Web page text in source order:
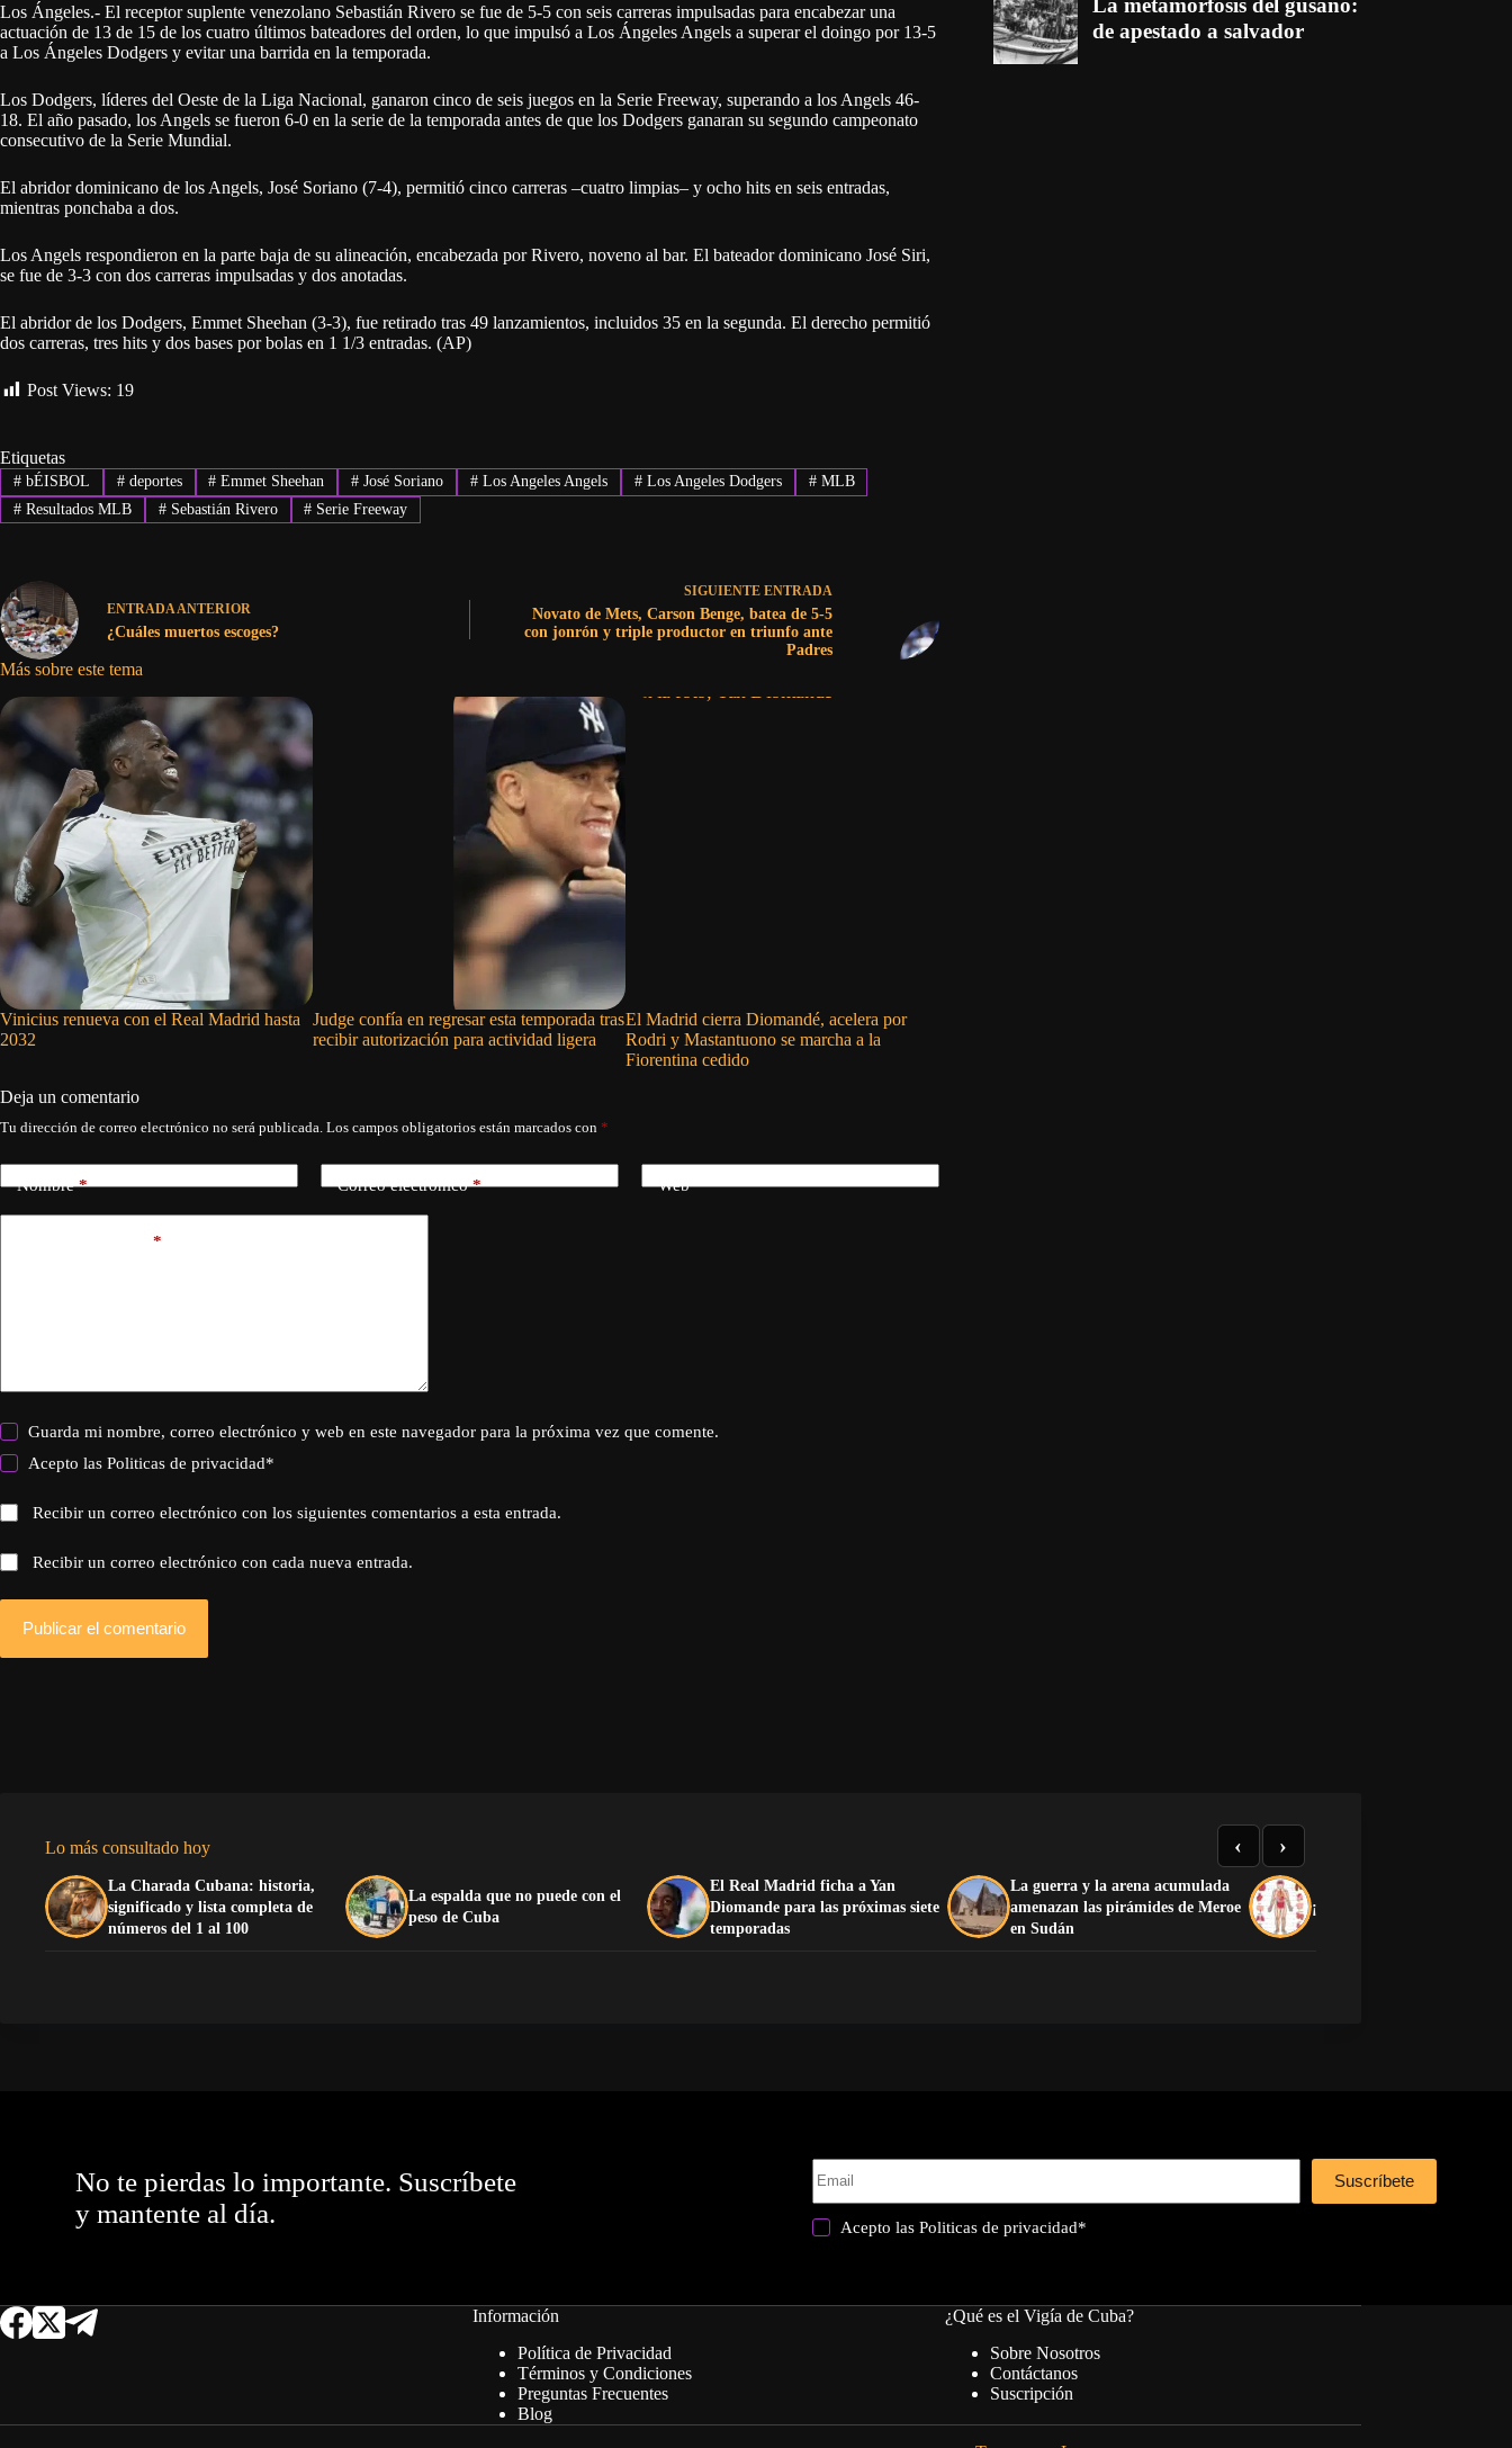
Los Ángeles.- El receptor suplente venezolano Sebastián Rivero se fue de 5-5 con seis carreras impulsadas para encabezar una
actuación de 13 de 15 de los cuatro últimos bateadores del orden, lo que impulsó a Los Ángeles Angels a superar el doingo por 13-5
a Los Ángeles Dodgers y evitar una barrida en la temporada.
Los Dodgers, líderes del Oeste de la Liga Nacional, ganaron cinco de seis juegos en la Serie Freeway, superando a los Angels 46-
18. El año pasado, los Angels se fueron 6-0 en la serie de la temporada antes de que los Dodgers ganaran su segundo campeonato
consecutivo de la Serie Mundial.
El abridor dominicano de los Angels, José Soriano (7-4), permitió cinco carreras –cuatro limpias– y ocho hits en seis entradas,
mientras ponchaba a dos.
Los Angels respondieron en la parte baja de su alineación, encabezada por Rivero, noveno al bar. El bateador dominicano José Siri,
se fue de 3-3 con dos carreras impulsadas y dos anotadas.
El abridor de los Dodgers, Emmet Sheehan (3-3), fue retirado tras 49 lanzamientos, incluidos 35 en la segunda. El derecho permitió
dos carreras, tres hits y dos bases por bolas en 1 1/3 entradas. (AP)
Post Views: 19
Etiquetas
#bÉISBOL #deportes # Emmet Sheehan # José Soriano # Los Angeles Angels #Los Angeles Dodgers #MLB
#Resultados MLB #Sebastián Rivero # Serie Freeway
ENTRADAANTERIOR
¿Cuáles muertos escoges?
SIGUIENTE ENTRADA
Novato de Mets, Carson Benge, batea de 5-5
con jonrón y triple productor en triunfo ante
Padres
Más sobre este tema
Vinicius renueva con el Real Madrid hasta
2032
Judge confía en regresar esta temporada tras
recibir autorización para actividad ligera
El Madrid cierra Diomandé, acelera por
Rodri y Mastantuono se marcha a la
Fiorentina cedido
Deja un comentario
Tu dirección de correo electrónico no será publicada. Los campos obligatorios están marcados con *
Nombre* Correo electrónico* Web
*
Guarda mi nombre, correo electrónico y web en este navegador para la próxima vez que comente.
Acepto lasPoliticas de privacidad*
Recibir un correo electrónico con los siguientes comentarios a esta entrada.
Recibir un correo electrónico con cada nueva entrada.
Publicar el comentario
Lo más consultado hoy
La Charada Cubana: historia,
significado y lista completa de
números del 1 al 100
La espalda que no puede con el
peso de Cuba
El Real Madrid ficha a Yan
Diomande para las próximas siete
temporadas
La guerra y la arena acumulada
amenazan las pirámides de Meroe
en Sudán
¡Preciosa la anatomía
‹ ›
No te pierdas lo importante. Suscríbete
y mantente al día.
Suscríbete
Acepto lasPoliticas de privacidad*
Información
Política de Privacidad
Términos y Condiciones
Preguntas Frecuentes
Blog
¿Qué es el Vigía de Cuba?
Sobre Nosotros
Contáctanos
Suscripción